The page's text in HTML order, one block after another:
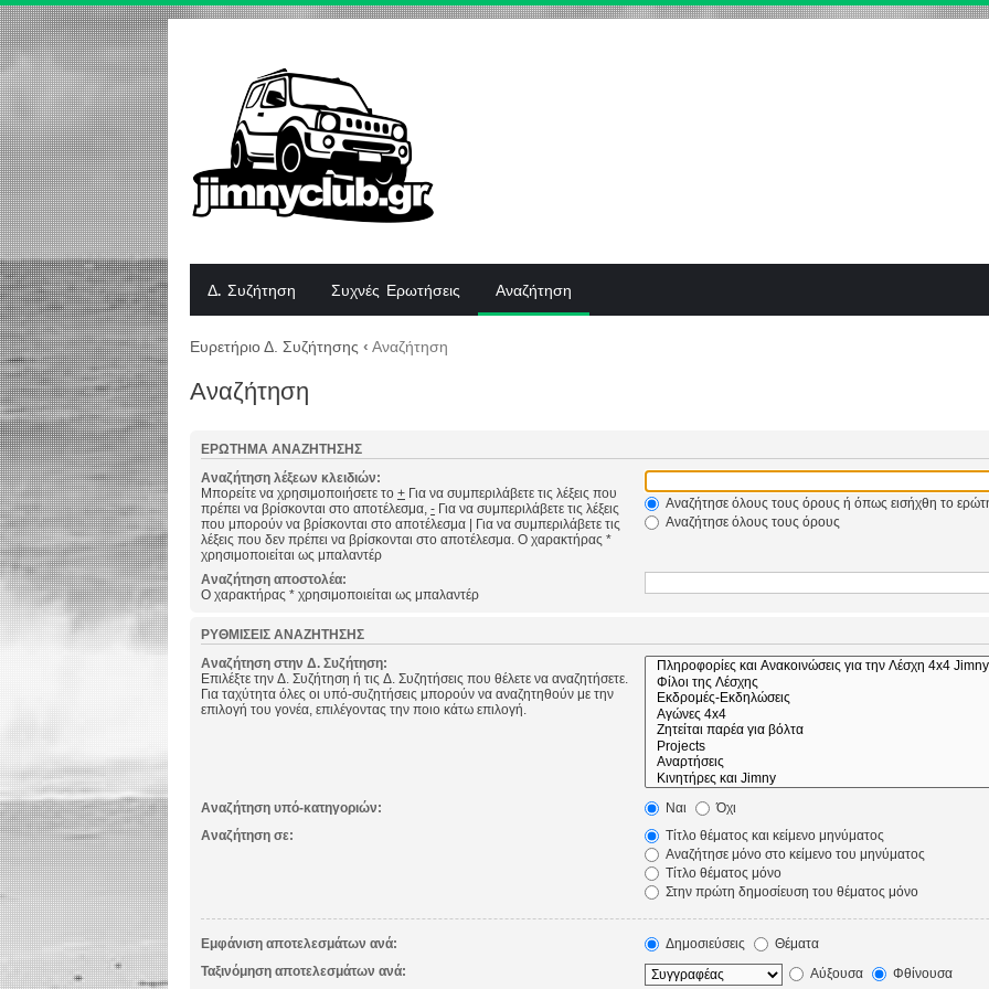
Δ. Συζήτηση Συχνές Ερωτήσεις Αναζήτηση
Ευρετήριο Δ. Συζήτησης ‹ Αναζήτηση
Αναζήτηση
ΕΡΏΤΗΜΑ ΑΝΑΖΉΤΗΣΗΣ
Αναζήτηση λέξεων κλειδιών:
Μπορείτε να χρησιμοποιήσετε το + Για να συμπεριλάβετε τις λέξεις που
πρέπει να βρίσκονται στο αποτέλεσμα, - Για να συμπεριλάβετε τις λέξεις
που μπορούν να βρίσκονται στο αποτέλεσμα | Για να συμπεριλάβετε τις
λέξεις που δεν πρέπει να βρίσκονται στο αποτέλεσμα. Ο χαρακτήρας *
χρησιμοποιείται ως μπαλαντέρ
Αναζήτησε όλους τους όρους ή όπως εισήχθη το
Αναζήτησε όλους τους όρους
Αναζήτηση αποστολέα:
Ο χαρακτήρας * χρησιμοποιείται ως μπαλαντέρ
ΡΥΘΜΊΣΕΙΣ ΑΝΑΖΉΤΗΣΗΣ
Αναζήτηση στην Δ. Συζήτηση:
Επιλέξτε την Δ. Συζήτηση ή τις Δ. Συζητήσεις που θέλετε να αναζητήσετε.
Για ταχύτητα όλες οι υπό-συζητήσεις μπορούν να αναζητηθούν με την
επιλογή του γονέα, επιλέγοντας την ποιο κάτω επιλογή.
Αναζήτηση υπό-κατηγοριών: Ναι
Όχι
Αναζήτηση σε:
Τίτλο θέματος και κείμενο μηνύματος
Αναζήτησε μόνο στο κείμενο του μηνύματος
Τίτλο θέματος μόνο
Στην πρώτη δημοσίευση του θέματος μόνο
Εμφάνιση αποτελεσμάτων ανά: Δημοσιεύσεις
Θέματα
Ταξινόμηση αποτελεσμάτων ανά:
Αύξουσα Φθίνουσα